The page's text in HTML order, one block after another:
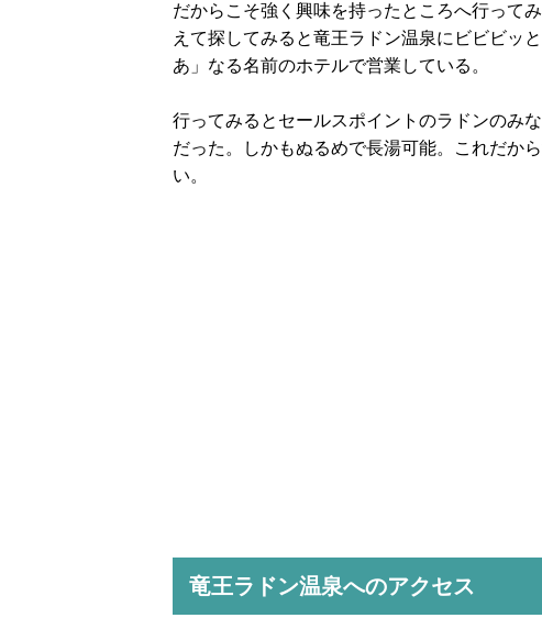
だからこそ強く興味を持ったところへ行って
えて探してみると竜王ラドン温泉にビビビッ
あ」なる名前のホテルで営業している。
行ってみるとセールスポイントのラドンのみ
だった。しかもぬるめで長湯可能。これだか
い。
竜王ラドン温泉へのアクセス